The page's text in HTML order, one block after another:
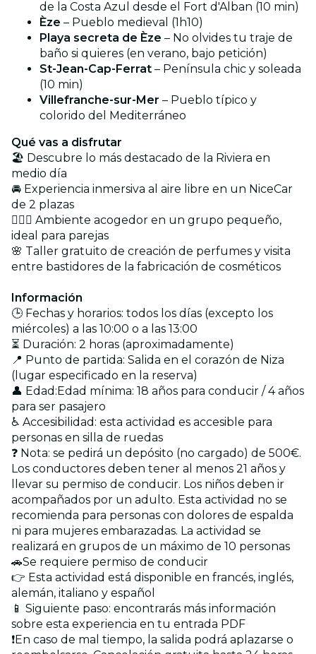
de la Costa Azul desde el Fort d'Alban (10 min)
Èze – Pueblo medieval (1h10)
Playa secreta de Èze – No olvides tu traje de
baño si quieres (en verano, bajo petición)
St-Jean-Cap-Ferrat – Península chic y soleada
(10 min)
Villefranche-sur-Mer – Pueblo típico y
colorido del Mediterráneo
Qué vas a disfrutar
🏖️ Descubre lo más destacado de la Riviera en
medio día
🚘 Experiencia inmersiva al aire libre en un NiceCar
de 2 plazas
👩‍❤️‍👨 Ambiente acogedor en un grupo pequeño,
ideal para parejas
🌸 Taller gratuito de creación de perfumes y visita
entre bastidores de la fabricación de cosméticos
Información
🕒 Fechas y horarios: todos los días (excepto los
miércoles) a las 10:00 o a las 13:00
⏳ Duración: 2 horas (aproximadamente)
📍 Punto de partida: Salida en el corazón de Niza
(lugar especificado en la reserva)
👤 Edad:Edad mínima: 18 años para conducir / 4 años
para ser pasajero
♿ Accesibilidad: esta actividad es accesible para
personas en silla de ruedas
❓ Nota: se pedirá un depósito (no cargado) de 500€.
Los conductores deben tener al menos 21 años y
llevar su permiso de conducir. Los niños deben ir
acompañados por un adulto. Esta actividad no se
recomienda para personas con dolores de espalda
ni para mujeres embarazadas. La actividad se
realizará en grupos de un máximo de 10 personas
🚗Se requiere permiso de conducir
👉 Esta actividad está disponible en francés, inglés,
alemán, italiano y español
📱 Siguiente paso: encontrarás más información
sobre esta experiencia en tu entrada PDF
❗En caso de mal tiempo, la salida podrá aplazarse o